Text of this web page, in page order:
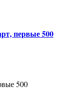
первые 500